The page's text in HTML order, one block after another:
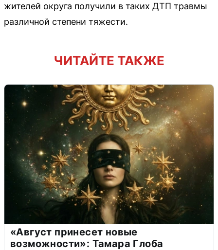
жителей округа получили в таких ДТП травмы
различной степени тяжести.
ЧИТАЙТЕ ТАКЖЕ
«Август принесет новые
возможности»: Тамара Глоба